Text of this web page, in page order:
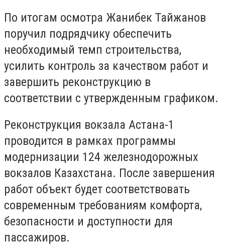
По итогам осмотра Жанибек Тайжанов
поручил подрядчику обеспечить
необходимый темп строительства,
усилить контроль за качеством работ и
завершить реконструкцию в
соответствии с утвержденным графиком.
Реконструкция вокзала Астана-1
проводится в рамках программы
модернизации 124 железнодорожных
вокзалов Казахстана. После завершения
работ объект будет соответствовать
современным требованиям комфорта,
безопасности и доступности для
пассажиров.